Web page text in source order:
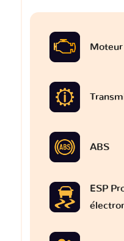
Moteur
ABS
ESP